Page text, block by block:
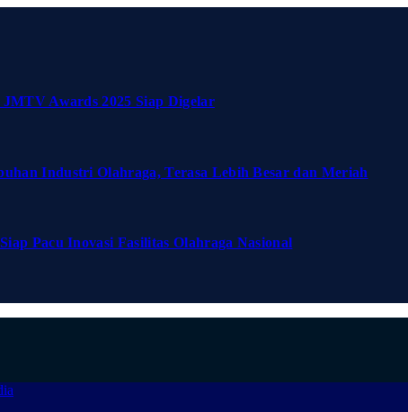
Awards 2025 Siap Digelar
Industri Olahraga, Terasa Lebih Besar dan Meriah
Pacu Inovasi Fasilitas Olahraga Nasional